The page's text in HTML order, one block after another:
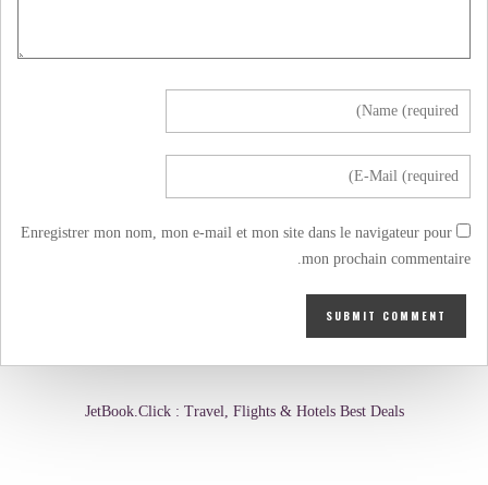
Enregistrer mon nom, mon e-mail et mon site dans le navigateur pour
mon prochain commentaire.
JetBook.Click : Travel, Flights & Hotels Best Deals